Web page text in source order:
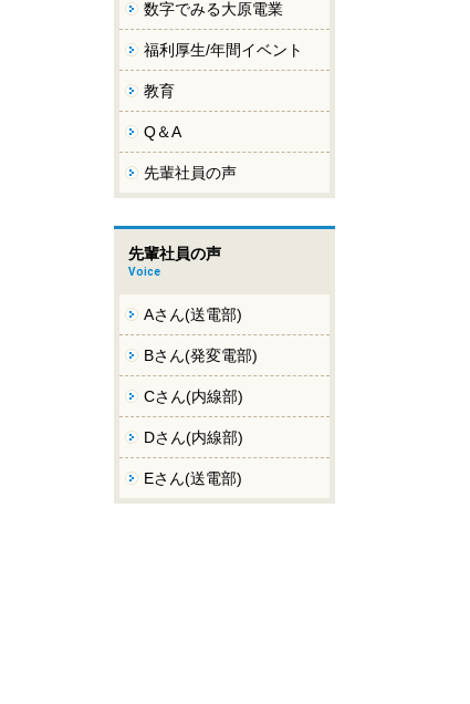
数字でみる大原電業
福利厚生/年間イベント
教育
Q＆A
先輩社員の声
先輩社員の声
Voice
Aさん(送電部)
Bさん(発変電部)
Cさん(内線部)
Dさん(内線部)
Eさん(送電部)